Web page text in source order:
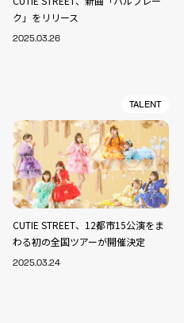
ク」をリリース
2025.03.26
TALENT
CUTIE STREET、12都市15公演をま
わる初の全国ツアーが開催決定
2025.03.24